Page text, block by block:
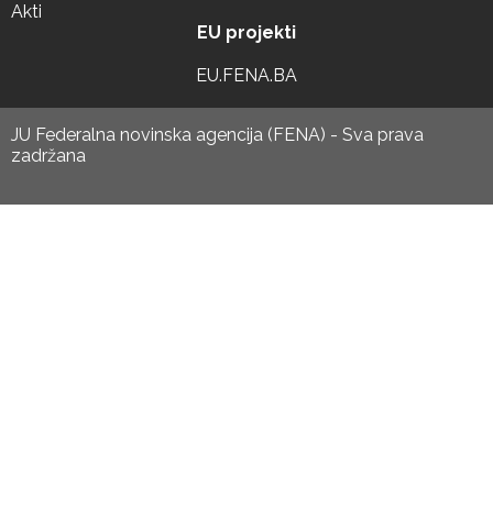
Akti
EU projekti
EU.FENA.BA
JU Federalna novinska agencija (FENA) - Sva prava
zadržana